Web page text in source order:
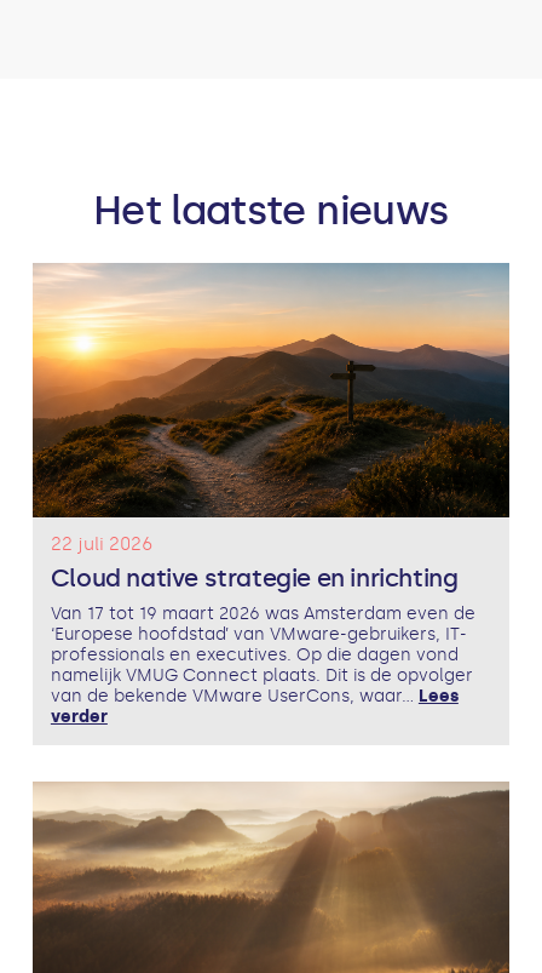
Het laatste nieuws
22 juli 2026
Cloud native strategie en inrichting
Van 17 tot 19 maart 2026 was Amsterdam even de
‘Europese hoofdstad’ van VMware-gebruikers, IT-
professionals en executives. Op die dagen vond
namelijk VMUG Connect plaats. Dit is de opvolger
van de bekende VMware UserCons, waar... Lees
verder